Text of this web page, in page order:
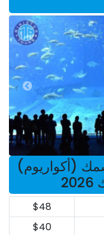
(أكواريوم)
$48
$40